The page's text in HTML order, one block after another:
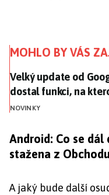
MOHLO BY VÁS
Velký update od
Velký update od
dostal funkci, na
NOVINKY
Android: Co se dál
stažena z
A jaký bude další